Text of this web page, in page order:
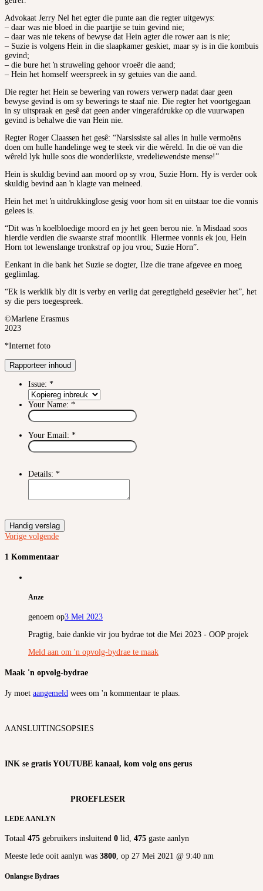
Advokaat Jerry Nel het egter die punte aan die regter uitgewys:
– daar was nie bloed in die paartjie se tuin gevind nie;
– daar was nie tekens of bewyse dat Hein agter die rower aan is nie;
– Suzie is volgens Hein in die slaapkamer geskiet, maar sy is in die kombuis
gevind;
– die bure het ŉ struweling gehoor vroeër die aand;
– Hein het homself weerspreek in sy getuies van die aand.
Die regter het Hein se bewering van rowers verwerp nadat daar geen
bewyse gevind is om sy bewerings te staaf nie. Die regter het voortgegaan
in sy uitspraak en gesê dat geen ander vingerafdrukke op die vuurwapen
gevind is behalwe die van Hein nie.
Regter Roger Claassen het gesê: “Narsissiste sal alles in hulle vermoëns
doen om hulle handelinge weg te steek vir die wêreld. In die oë van die
wêreld lyk hulle soos die wonderlikste, vredeliewendste mense!”
Hein is skuldig bevind aan moord op sy vrou, Suzie Horn. Hy is verder ook
skuldig bevind aan ŉ klagte van meineed.
Hein het met ŉ uitdrukkinglose gesig voor hom sit en uitstaar toe die vonnis
gelees is.
“Dit was ŉ koelbloedige moord en jy het geen berou nie. ŉ Misdaad soos
hierdie verdien die swaarste straf moontlik. Hiermee vonnis ek jou, Hein
Horn tot lewenslange tronkstraf op jou vrou; Suzie Horn”.
Eenkant in die bank het Suzie se dogter, Ilze die trane afgevee en moeg
geglimlag.
“Ek is werklik bly dit is verby en verlig dat geregtigheid geseëvier het”, het
sy die pers toegespreek.
©Marlene Erasmus
2023
*Internet foto
Rapporteer inhoud
Issue: *
Your Name: *
Your Email: *
Details: *
Handig verslag
Vorige volgende
1 Kommentaar
Anze
genoem op3 Mei 2023
Pragtig, baie dankie vir jou bydrae tot die Mei 2023 - OOP projek
Meld aan om 'n opvolg-bydrae te maak
Maak 'n opvolg-bydrae
Jy moet aangemeld wees om 'n kommentaar te plaas.
AANSLUITINGSOPSIES
INK se gratis YOUTUBE kanaal, kom volg ons gerus
PROEFLESER
LEDE AANLYN
Totaal 475 gebruikers insluitend 0 lid, 475 gaste aanlyn
Meeste lede ooit aanlyn was 3800, op 27 Mei 2021 @ 9:40 nm
Onlangse Bydraes